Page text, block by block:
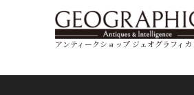
アンティークショップ ジェオグラフィ